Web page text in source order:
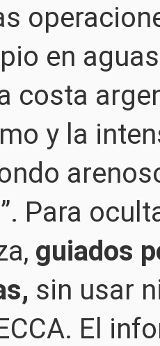
en
costa
y la
Para
guiados
sin usar
El